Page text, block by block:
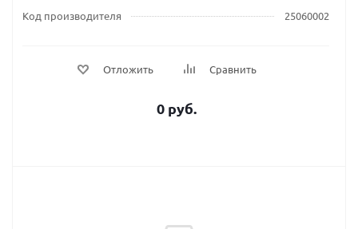
Код производителя 25060002
Отложить Сравнить
0 руб.